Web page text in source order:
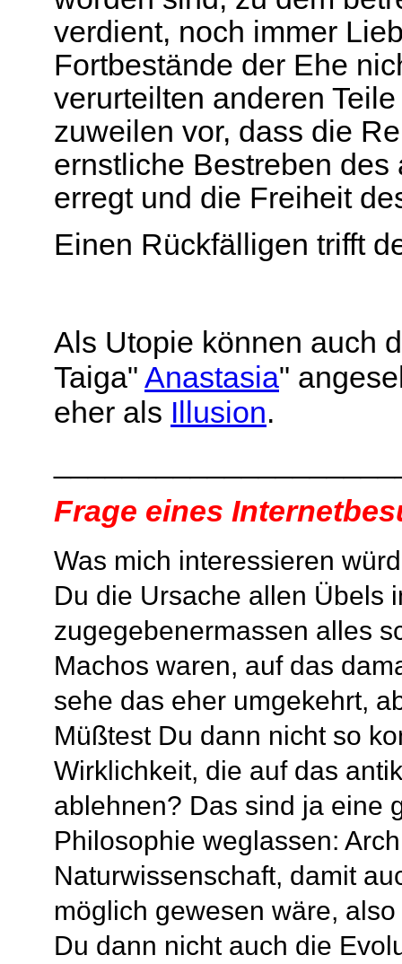
verdient, noch immer
Fortbestände der Ehe
verurteilten anderen
zuweilen vor, dass die
ernstliche Bestreben
erregt und die Freiheit
Einen Rückfälligen trifft
Als Utopie können auch
Taiga" Anastasia"
eher als Illusion.
Frage eines
Was mich interessieren
Du die Ursache allen Übels
zugegebenermassen alles
Machos waren, auf das
sehe das eher umgekehrt,
Müßtest Du dann nicht so
Wirklichkeit, die auf das
ablehnen? Das sind ja eine
Philosophie weglassen:
Naturwissenschaft, damit
möglich gewesen wäre,
Du dann nicht auch die